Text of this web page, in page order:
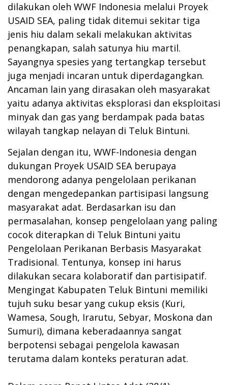
dilakukan oleh WWF Indonesia melalui Proyek
USAID SEA, paling tidak ditemui sekitar tiga
jenis hiu dalam sekali melakukan aktivitas
penangkapan, salah satunya hiu martil.
Sayangnya spesies yang tertangkap tersebut
juga menjadi incaran untuk diperdagangkan.
Ancaman lain yang dirasakan oleh masyarakat
yaitu adanya aktivitas eksplorasi dan eksploitasi
minyak dan gas yang berdampak pada batas
wilayah tangkap nelayan di Teluk Bintuni.
Sejalan dengan itu, WWF-Indonesia dengan
dukungan Proyek USAID SEA berupaya
mendorong adanya pengelolaan perikanan
dengan mengedepankan partisipasi langsung
masyarakat adat. Berdasarkan isu dan
permasalahan, konsep pengelolaan yang paling
cocok diterapkan di Teluk Bintuni yaitu
Pengelolaan Perikanan Berbasis Masyarakat
Tradisional. Tentunya, konsep ini harus
dilakukan secara kolaboratif dan partisipatif.
Mengingat Kabupaten Teluk Bintuni memiliki
tujuh suku besar yang cukup eksis (Kuri,
Wamesa, Sough, Irarutu, Sebyar, Moskona dan
Sumuri), dimana keberadaannya sangat
berpotensi sebagai pengelola kawasan
terutama dalam konteks peraturan adat.